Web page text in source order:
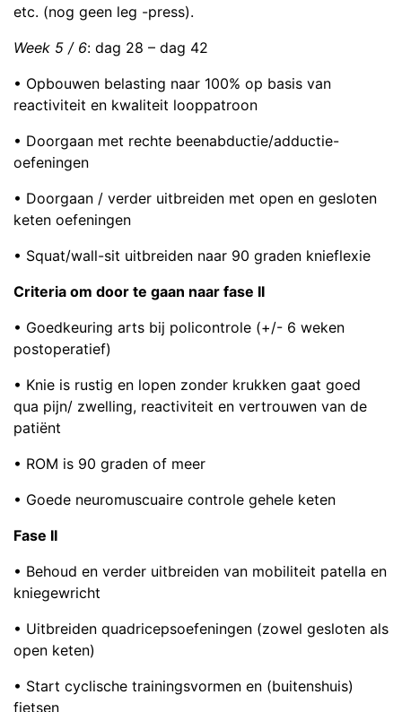
etc. (nog geen leg -press).
Week 5 / 6: dag 28 – dag 42
• Opbouwen belasting naar 100% op basis van
reactiviteit en kwaliteit looppatroon
• Doorgaan met rechte beenabductie/adductie-
oefeningen
• Doorgaan / verder uitbreiden met open en gesloten
keten oefeningen
• Squat/wall-sit uitbreiden naar 90 graden knieflexie
Criteria om door te gaan naar fase II
• Goedkeuring arts bij policontrole (+/- 6 weken
postoperatief)
• Knie is rustig en lopen zonder krukken gaat goed
qua pijn/ zwelling, reactiviteit en vertrouwen van de
patiënt
• ROM is 90 graden of meer
• Goede neuromuscuaire controle gehele keten
Fase II
• Behoud en verder uitbreiden van mobiliteit patella en
kniegewricht
• Uitbreiden quadricepsoefeningen (zowel gesloten als
open keten)
• Start cyclische trainingsvormen en (buitenshuis)
fietsen